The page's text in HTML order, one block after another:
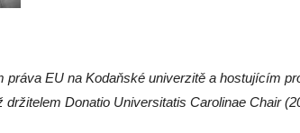
práva EU na Kodaňské univerzitě a hostujícím
Donatio Universitatis Carolinae Chair